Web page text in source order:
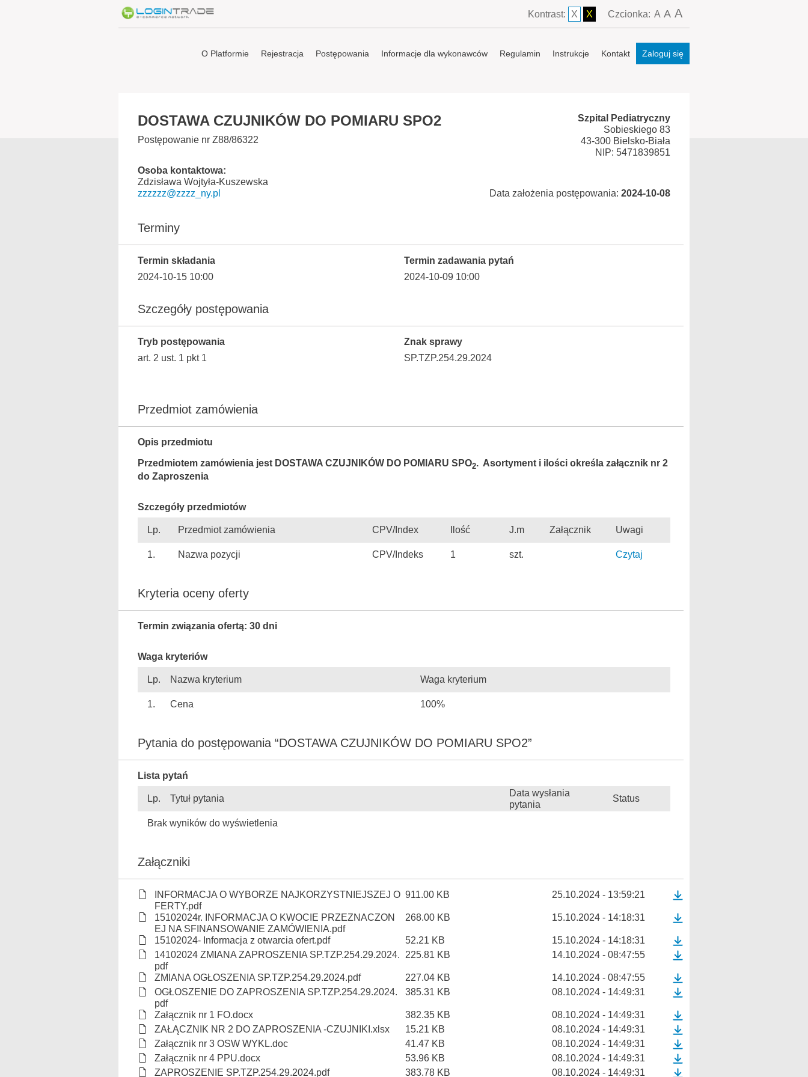
Kontrast: X X Czcionka: A A A
O Platformie Rejestracja Postępowania Informacje dla wykonawców Regulamin Instrukcje Kontakt Zaloguj się
DOSTAWA CZUJNIKÓW DO POMIARU SPO2
Postępowanie nr Z88/86322
Osoba kontaktowa:
Zdzisława Wojtyła-Kuszewska
zzzzzz@zzzz_ny.pl
Szpital Pediatryczny
Sobieskiego 83
43-300 Bielsko-Biała
NIP: 5471839851
Data założenia postępowania: 2024-10-08
Terminy
Termin składania
2024-10-15 10:00
Termin zadawania pytań
2024-10-09 10:00
Szczegóły postępowania
Tryb postępowania
art. 2 ust. 1 pkt 1
Znak sprawy
SP.TZP.254.29.2024
Przedmiot zamówienia
Opis przedmiotu
Przedmiotem zamówienia jest DOSTAWA CZUJNIKÓW DO POMIARU SPO2. Asortyment i ilości określa załącznik nr 2
do Zaproszenia
Szczegóły przedmiotów
Lp. Przedmiot zamówienia CPV/Index Ilość J.m Załącznik Uwagi
1. Nazwa pozycji CPV/Indeks 1 szt. Czytaj
Kryteria oceny oferty
Termin związania ofertą: 30 dni
Waga kryteriów
Lp. Nazwa kryterium Waga kryterium
1. Cena 100%
Pytania do postępowania “DOSTAWA CZUJNIKÓW DO POMIARU SPO2”
Lista pytań
Lp. Tytuł pytania
Data wysłania
pytania
Status
Brak wyników do wyświetlenia
Załączniki
INFORMACJA O WYBORZE NAJKORZYSTNIEJSZEJ O
FERTY.pdf
911.00 KB 25.10.2024 - 13:59:21
15102024r. INFORMACJA O KWOCIE PRZEZNACZON
EJ NA SFINANSOWANIE ZAMÓWIENIA.pdf
268.00 KB 15.10.2024 - 14:18:31
15102024- Informacja z otwarcia ofert.pdf 52.21 KB
15.10.2024 - 14:18:31
14102024 ZMIANA ZAPROSZENIA SP.TZP.254.29.2024.
pdf
225.81 KB 14.10.2024 - 08:47:55
ZMIANA OGŁOSZENIA SP.TZP.254.29.2024.pdf 227.04 KB
14.10.2024 - 08:47:55
OGŁOSZENIE DO ZAPROSZENIA SP.TZP.254.29.2024.
pdf
385.31 KB 08.10.2024 - 14:49:31
Załącznik nr 1 FO.docx 382.35 KB
08.10.2024 - 14:49:31
ZAŁĄCZNIK NR 2 DO ZAPROSZENIA -CZUJNIKI.xlsx
15.21 KB
08.10.2024 - 14:49:31
Załącznik nr 3 OSW WYKL.doc
41.47 KB
08.10.2024 - 14:49:31
Załącznik nr 4 PPU.docx
53.96 KB
08.10.2024 - 14:49:31
ZAPROSZENIE SP.TZP.254.29.2024.pdf
383.78 KB 08.10.2024 - 14:49:31